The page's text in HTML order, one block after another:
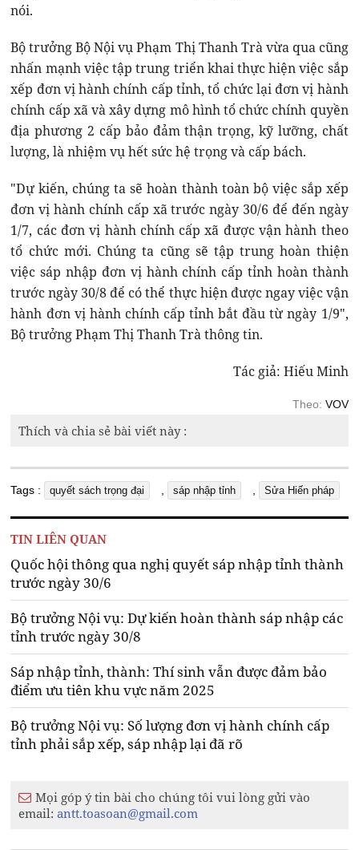
nói.
Bộ trưởng Bộ Nội vụ Phạm Thị Thanh Trà vừa qua cũng
nhấn mạnh việc tập trung triển khai thực hiện việc sắp
xếp đơn vị hành chính cấp tỉnh, tổ chức lại đơn vị hành
chính cấp xã và xây dựng mô hình tổ chức chính quyền
địa phương 2 cấp bảo đảm thận trọng, kỹ lưỡng, chất
lượng, là nhiệm vụ hết sức hệ trọng và cấp bách.
"Dự kiến, chúng ta sẽ hoàn thành toàn bộ việc sắp xếp
đơn vị hành chính cấp xã trước ngày 30/6 để đến ngày
1/7, các đơn vị hành chính cấp xã được vận hành theo
tổ chức mới. Chúng ta cũng sẽ tập trung hoàn thiện
việc sáp nhập đơn vị hành chính cấp tỉnh hoàn thành
trước ngày 30/8 để có thể thực hiện được ngay việc vận
hành đơn vị hành chính cấp tỉnh bắt đầu từ ngày 1/9",
Bộ trưởng Phạm Thị Thanh Trà thông tin.
Tác giả: Hiếu Minh
Theo: VOV
Thích và chia sẻ bài viết này :
Tags : quyết sách trọng đại sáp nhập tỉnh Sửa Hiến pháp
TIN LIÊN QUAN
Quốc hội thông qua nghị quyết sáp nhập tỉnh thành
trước ngày 30/6
Bộ trưởng Nội vụ: Dự kiến hoàn thành sáp nhập các
tỉnh trước ngày 30/8
Sáp nhập tỉnh, thành: Thí sinh vẫn được đảm bảo
điểm ưu tiên khu vực năm 2025
Bộ trưởng Nội vụ: Số lượng đơn vị hành chính cấp
tỉnh phải sắp xếp, sáp nhập lại đã rõ
Mọi góp ý tin bài cho chúng tôi vui lòng gửi vào
email:antt.toasoan@gmail.com